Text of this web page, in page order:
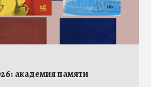
академия памяти